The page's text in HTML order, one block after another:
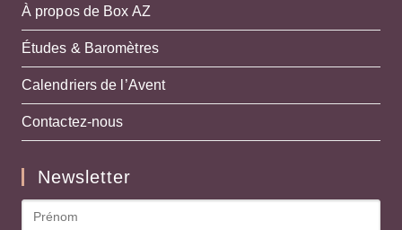
À propos de Box AZ
Études & Baromètres
Calendriers de l’Avent
Contactez-nous
Newsletter